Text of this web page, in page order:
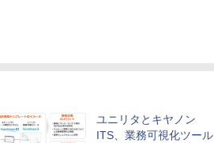
ユニリタとキヤノン
ITS、業務可視化ツール